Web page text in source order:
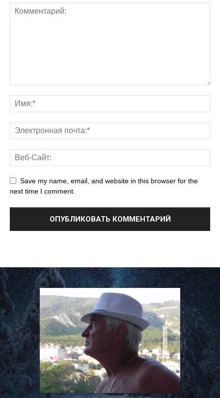
Save my name, email, and website in this browser for the
next time I comment.